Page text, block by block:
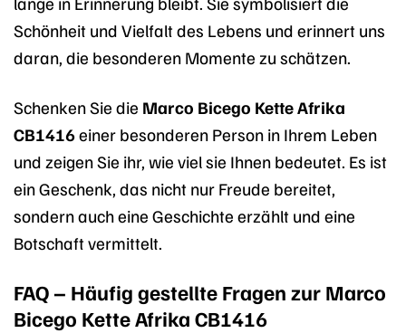
Schönheit und Vielfalt des Lebens und erinnert uns
daran, die besonderen Momente zu schätzen.
Schenken Sie die Marco Bicego Kette Afrika
CB1416einer besonderen Person in Ihrem Leben
und zeigen Sie ihr, wie viel sie Ihnen bedeutet. Es ist
ein Geschenk, das nicht nur Freude bereitet,
sondern auch eine Geschichte erzählt und eine
Botschaft vermittelt.
FAQ – Häufig gestellte Fragen zur Marco
Bicego Kette Afrika CB1416